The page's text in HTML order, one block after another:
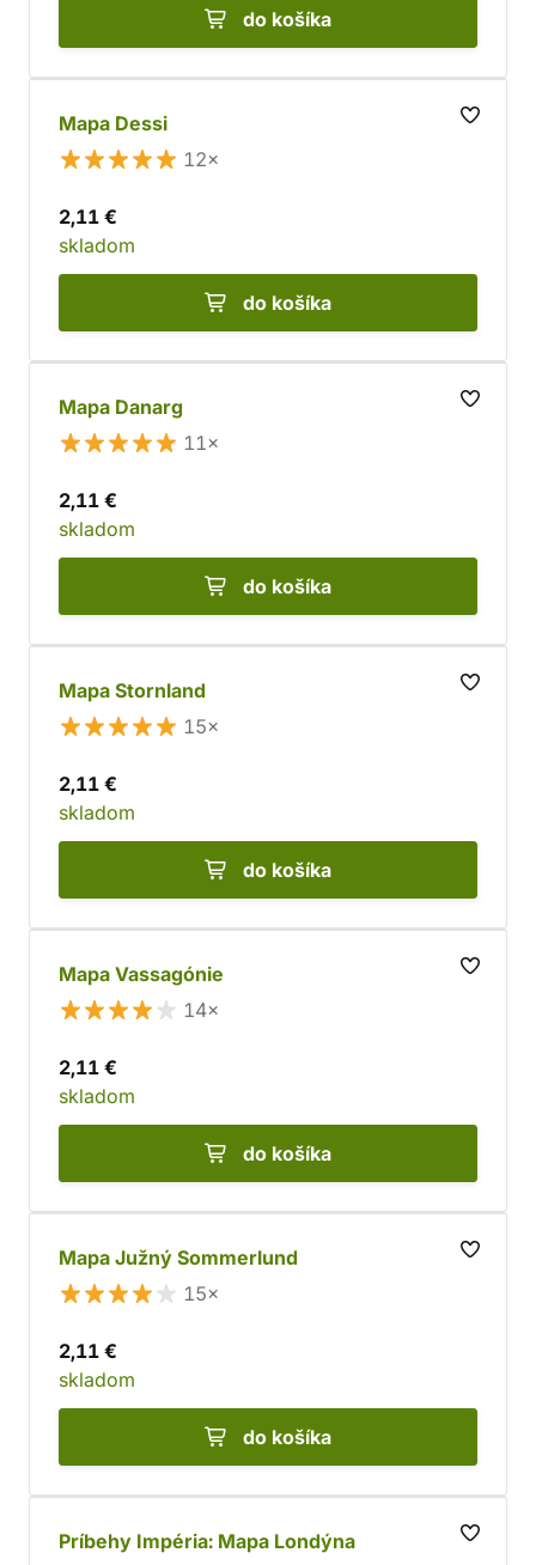
do košíka
Mapa Dessi
12×
2,11 €
skladom
do košíka
Mapa Danarg
11×
2,11 €
skladom
do košíka
Mapa Stornland
15×
2,11 €
skladom
do košíka
Mapa Vassagónie
14×
2,11 €
skladom
do košíka
Mapa Južný Sommerlund
15×
2,11 €
skladom
do košíka
Príbehy Impéria: Mapa Londýna